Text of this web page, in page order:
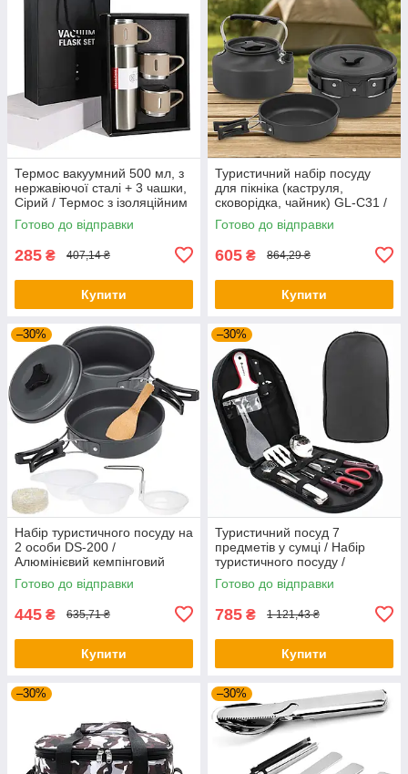
Термос вакуумний 500 мл, з
нержавіючої сталі + 3 чашки,
Сірий / Термос з ізоляційним
кухлем
Готово до відправки
285 ₴ 407,14 ₴
Купити
Туристичний набір посуду
для пікніка (каструля,
сковорідка, чайник) GL-C31 /
Посуд туристичний
Готово до відправки
605 ₴ 864,29 ₴
Купити
–30%
Набір туристичного посуду на
2 особи DS-200 /
Алюмінієвий кемпінговий
набір посуду / Похідний
посуд
Готово до відправки
445 ₴ 635,71 ₴
Купити
–30%
Туристичний посуд 7
предметів у сумці / Набір
туристичного посуду /
Кухонне приладдя для
кемпінгу
Готово до відправки
785 ₴ 1 121,43 ₴
Купити
–30% –30%